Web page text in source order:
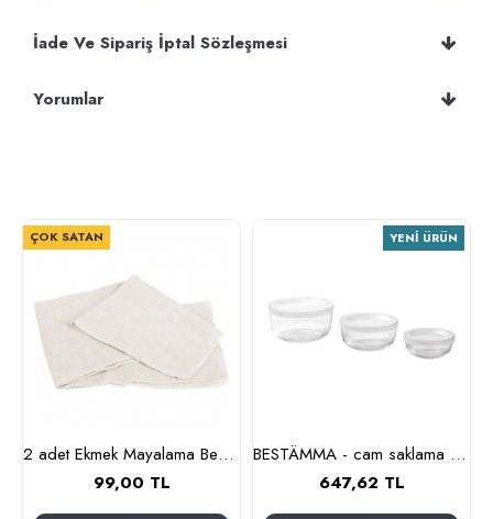
İade Ve Sipariş İptal Sözleşmesi
Yorumlar
ÇOK SATAN
2 adet Ekmek Mayalama Bezi 50x70 cm, %100 Pamuk Amerikan Pasa Bezi
99,00 TL
YENI ÜRÜN
BESTÄMMA - cam saklama kabı seti (cam)
647,62 TL